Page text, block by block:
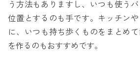
う方法もありますし、いつも使う
位置とするのも手です。キッチン
に、いつも持ち歩くものをまとめ
を作るのもおすすめです。